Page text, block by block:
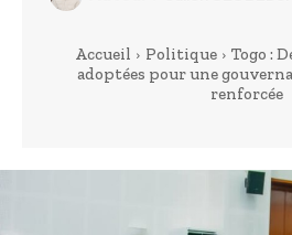
Accueil Politique
Togo :
adoptées pour une
renforcée